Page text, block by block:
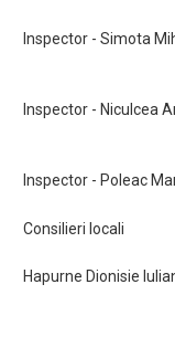
Inspector - Simota
Inspector - Niculcea
Inspector - Poleac
Consilieri locali
Hapurne Dionisie